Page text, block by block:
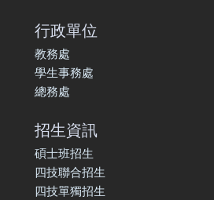
行政單位
教務處
學生事務處
總務處
招生資訊
碩士班招生
四技聯合招生
四技單獨招生